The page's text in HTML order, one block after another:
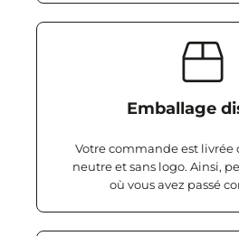
Emballage
Votre commande est livrée
neutre et sans logo. Ainsi,
où vous avez passé